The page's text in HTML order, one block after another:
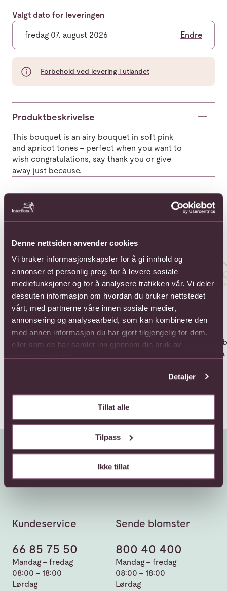
Denne nettsiden anvender cookies
Vi bruker informasjonskapsler for å gi innhold og
annonser et personlig preg, for å levere sosiale
mediefunksjoner og for å analysere trafikken vår. Vi deler
dessuten informasjon om hvordan du bruker nettstedet
vårt, med partnerne våre innen sosiale medier,
annonsering og analysearbeid, som kan kombinere den
med annen informasjon du har gjort tilgjengelig for dem,
eller som de har samlet inn gjennom din bruk av
tjenestene deres.
Detaljer
Tillat alle
Tilpass
Ikke tillat
Valgt dato for leveringen
fredag 07. august 2026 Endre
Forbehold ved levering i utlandet
Produktbeskrivelse
This bouquet is an airy bouquet in soft pink
and apricot tones - perfect when you want to
wish congratulations, say thank you or give
away just because.
Populære buketter i Sverige Se alle
Se mer om Arrangement of cut flowers
Arrangement of cut
flowers
Fra 660,-
Se mer om Arrangement of
Arrangement of Plants
Kundeservice
66 85 75 50
Mandag - fredag
08:00 - 18:00
Lørdag
Sende blomster
800 40 400
Mandag - fredag
08:00 - 18:00
Lørdag